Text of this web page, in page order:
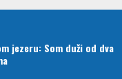
jezeru: Som duži od dva